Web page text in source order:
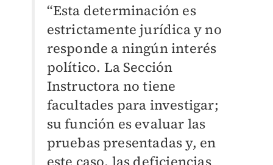
“Esta determinación es
estrictamente jurídica y no
responde a ningún interés
político. La Sección
Instructora no tiene
facultades para investigar;
su función es evaluar las
pruebas presentadas y, en
este caso, las deficiencias